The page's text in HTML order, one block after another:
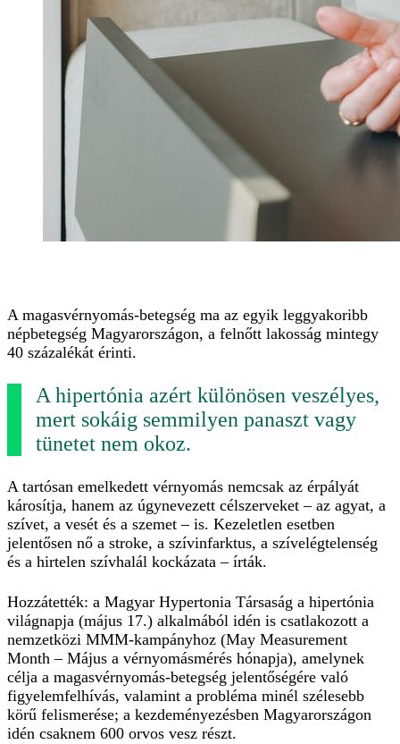
A magasvérnyomás-betegség ma az egyik leggyakoribb
népbetegség Magyarországon, a felnőtt lakosság mintegy
40 százalékát érinti.
A hipertónia azért különösen veszélyes,
mert sokáig semmilyen panaszt vagy
tünetet nem okoz.
A tartósan emelkedett vérnyomás nemcsak az érpályát
károsítja, hanem az úgynevezett célszerveket – az agyat, a
szívet, a vesét és a szemet – is. Kezeletlen esetben
jelentősen nő a stroke, a szívinfarktus, a szívelégtelenség
és a hirtelen szívhalál kockázata – írták.
Hozzátették: a Magyar Hypertonia Társaság a hipertónia
világnapja (május 17.) alkalmából idén is csatlakozott a
nemzetközi MMM-kampányhoz (May Measurement
Month – Május a vérnyomásmérés hónapja), amelynek
célja a magasvérnyomás-betegség jelentőségére való
figyelemfelhívás, valamint a probléma minél szélesebb
körű felismerése; a kezdeményezésben Magyarországon
idén csaknem 600 orvos vesz részt.